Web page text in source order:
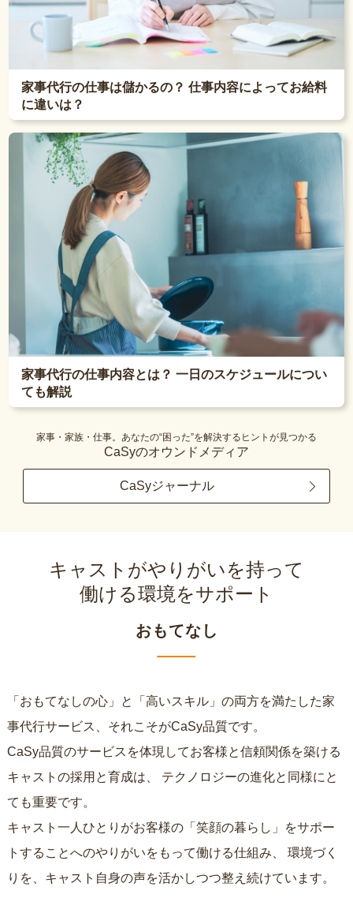
家事代行の仕事は儲かるの？ 仕事内容によってお給料
に違いは？
家事代行の仕事内容とは？ 一日のスケジュールについ
ても解説
家事・家族・仕事。あなたの“困った”を解決するヒントが見つかる
CaSyのオウンドメディア
CaSyジャーナル
キャストがやりがいを持って
働ける環境をサポート
おもてなし
「おもてなしの心」と「高いスキル」の両方を満たした家
事代行サービス、それこそがCaSy品質です。
CaSy品質のサービスを体現してお客様と信頼関係を築ける
キャストの採用と育成は、
ても重要です。
キャスト一人ひとりがお客様の「笑顔の暮らし」をサポー
トすることへのやりがいをもって働ける仕組み、
りを、キャスト自身の声を活かしつつ整え続けています。